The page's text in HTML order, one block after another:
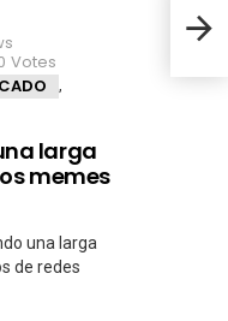
Votes
,
larga
memes
una larga
de redes